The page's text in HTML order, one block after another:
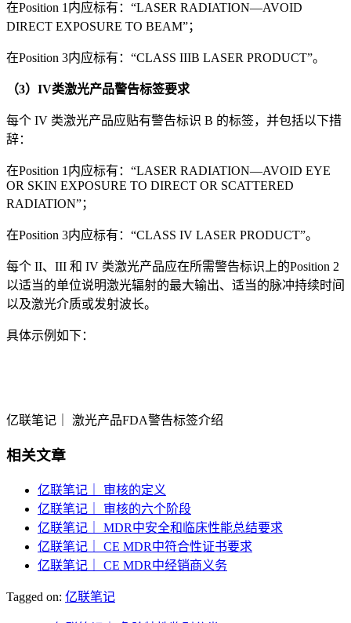
在Position 1内应标有：“LASER RADIATION—AVOID
DIRECT EXPOSURE TO BEAM”；
在Position 3内应标有：“CLASS IIIB LASER PRODUCT”。
（3）IV类激光产品警告标签要求
每个 IV 类激光产品应贴有警告标识 B 的标签，并包括以下措
辞：
在Position 1内应标有：“LASER RADIATION—AVOID EYE
OR SKIN EXPOSURE TO DIRECT OR SCATTERED
RADIATION”；
在Position 3内应标有：“CLASS IV LASER PRODUCT”。
每个 II、III 和 IV 类激光产品应在所需警告标识上的Position 2
以适当的单位说明激光辐射的最大输出、适当的脉冲持续时间
以及激光介质或发射波长。
具体示例如下：
亿联笔记｜ 激光产品FDA警告标签介绍
相关文章
亿联笔记｜ 审核的定义
亿联笔记｜ 审核的六个阶段
亿联笔记｜ MDR中安全和临床性能总结要求
亿联笔记｜ CE MDR中符合性证书要求
亿联笔记｜ CE MDR中经销商义务
Tagged on: 亿联笔记